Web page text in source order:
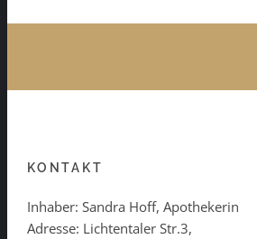
KONTAKT
Inhaber: Sandra Hoff, Apothekerin
Adresse: Lichtentaler Str.3,